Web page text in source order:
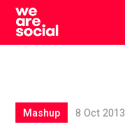
Skip
content
Mashup 8 Oct 2013